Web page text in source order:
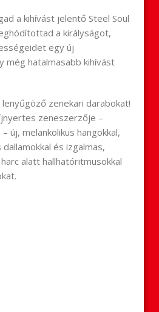
a kihívást jelentő Steel Soul
a királyságot,
egy új
még hatalmasabb kihívást
zenekari darabokat!
zeneszerzője –
új, melankolikus hangokkal,
és izgalmas,
alatt hallhatóritmusokkal